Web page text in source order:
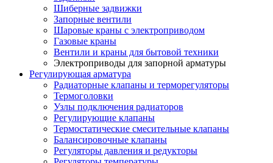
Шиберные задвижки
Запорные вентили
Шаровые краны с электроприводом
Газовые краны
Вентили и краны для бытовой техники
Электроприводы для запорной арматуры
Регулирующая арматура
Радиаторные клапаны и терморегуляторы
Термоголовки
Узлы подключения радиаторов
Регулирующие клапаны
Термостатические смесительные клапаны
Балансировочные клапаны
Регуляторы давления и редукторы